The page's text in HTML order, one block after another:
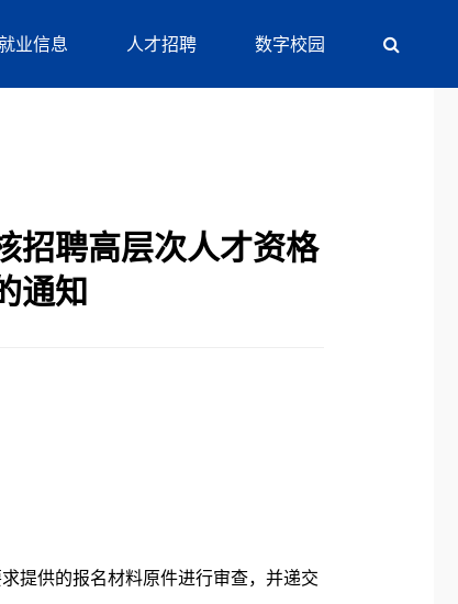
业信息 人才招聘 数字校园
招聘高层次人才资格
通知
提供的报名材料原件进行审查，并递交